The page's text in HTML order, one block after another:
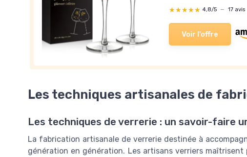
★★★★★
★★★★★ 4,8/5 — 17 avis
Voir l'offre
Les techniques artisanales de
Les techniques de verrerie : un savoir-faire
La fabrication artisanale de verrerie destinée à
génération en génération. Les artisans verriers